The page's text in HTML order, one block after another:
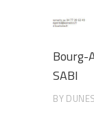
Bourg-
SABI
BY DUNES